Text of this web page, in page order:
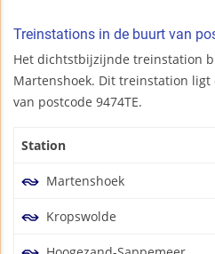
Treinstations in de buurt van
Het dichtstbijzijnde treinstation
Martenshoek. Dit treinstation ligt
van postcode 9474TE.
Station
Martenshoek
Kropswolde